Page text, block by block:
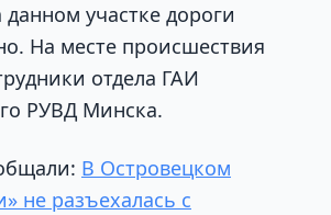
участке дороги
На месте происшествия
отдела ГАИ
РУВД Минска.
В Островецком
не разъехалась с